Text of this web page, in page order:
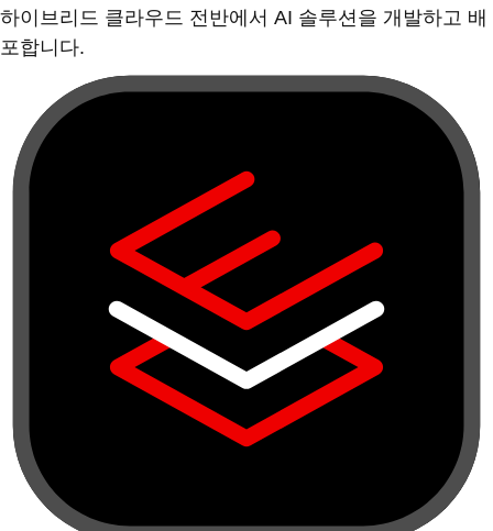
하이브리드 클라우드 전반에서 AI 솔루션을 개발하고 배
포합니다.